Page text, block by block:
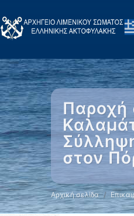
Παροχή
στον
Αρχική σελίδα